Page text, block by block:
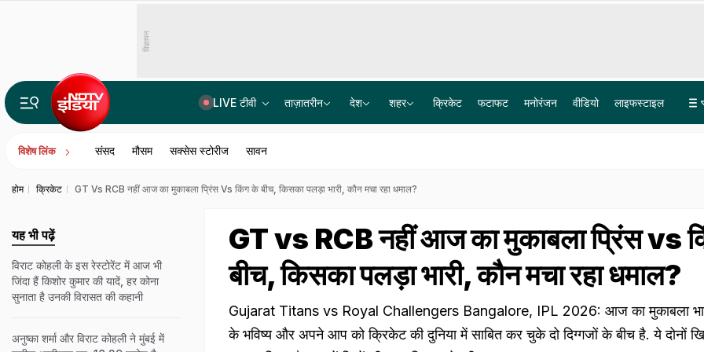
विज्ञापन
LIVE टीवी ताज़ातरीन देश शहर क्रिकेट फटाफट मनोरंजन वीडियो लाइफस्टाइल
विशेष लिंक संसद मौसम सक्सेस स्टोरीज सावन
होम क्रिकेट GT Vs RCB नहीं आज का मुकाबला प्रिंस Vs किंग के बीच, किसका पलड़ा भारी, कौन मचा रहा धमाल?
GT vs RCB नहीं आज का मुकाबला प्रिंस vs
बीच, किसका पलड़ा भारी, कौन मचा रहा धमाल?
Gujarat Titans vs Royal Challengers Bangalore, IPL 2026: आज का मुकाबला
के भविष्य और अपने आप को क्रिकेट की दुनिया में साबित कर चुके दो दिग्गजों के बीच है. ये दोनों
यह भी पढ़ें
विराट कोहली के इस रेस्टोरेंट में आज भी
जिंदा हैं किशोर कुमार की यादें, हर कोना
सुनाता है उनकी विरासत की कहानी
अनुष्का शर्मा और विराट कोहली ने मुंबई में